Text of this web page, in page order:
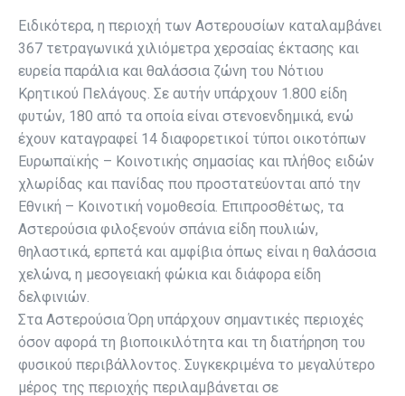
Ειδικότερα, η περιοχή των Αστερουσίων καταλαμβάνει
367 τετραγωνικά χιλιόμετρα χερσαίας έκτασης και
ευρεία παράλια και θαλάσσια ζώνη του Νότιου
Κρητικού Πελάγους. Σε αυτήν υπάρχουν 1.800 είδη
φυτών, 180 από τα οποία είναι στενοενδημικά, ενώ
έχουν καταγραφεί 14 διαφορετικοί τύποι οικοτόπων
Ευρωπαϊκής – Κοινοτικής σημασίας και πλήθος ειδών
χλωρίδας και πανίδας που προστατεύονται από την
Εθνική – Κοινοτική νομοθεσία. Επιπροσθέτως, τα
Αστερούσια φιλοξενούν σπάνια είδη πουλιών,
θηλαστικά, ερπετά και αμφίβια όπως είναι η θαλάσσια
χελώνα, η μεσογειακή φώκια και διάφορα είδη
δελφινιών.
Στα Αστερούσια Όρη υπάρχουν σημαντικές περιοχές
όσον αφορά τη βιοποικιλότητα και τη διατήρηση του
φυσικού περιβάλλοντος. Συγκεκριμένα το μεγαλύτερο
μέρος της περιοχής περιλαμβάνεται σε